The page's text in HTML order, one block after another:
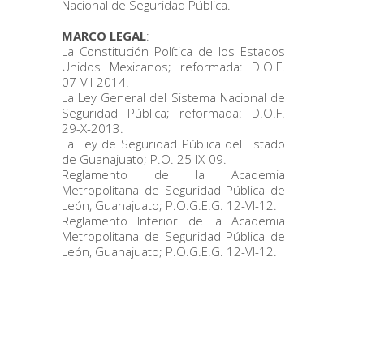
Nacional de Seguridad Pública.
MARCO LEGAL:
La Constitución Política de los Estados
Unidos Mexicanos; reformada: D.O.F.
07-VII-2014.
La Ley General del Sistema Nacional de
Seguridad Pública; reformada: D.O.F.
29-X-2013.
La Ley de Seguridad Pública del Estado
de Guanajuato; P.O. 25-IX-09.
Reglamento de la Academia
Metropolitana de Seguridad Pública de
León, Guanajuato; P.O.G.E.G. 12-VI-12.
Reglamento Interior de la Academia
Metropolitana de Seguridad Pública de
León, Guanajuato; P.O.G.E.G. 12-VI-12.